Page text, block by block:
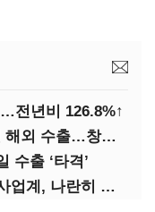
전년비 126.8%↑
두산퓨얼셀, SOFC 핵심부품 첫 해외 수출…창사 이래 최대 규모
수출 ‘타격’
‘4사4색’ 사업 다각화 성과…상사업계, 나란히 호실적